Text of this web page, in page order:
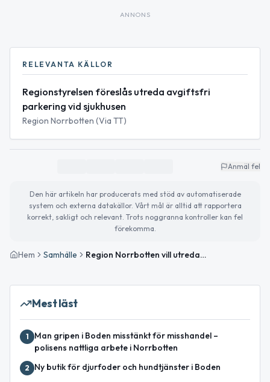
ANNONS
RELEVANTA KÄLLOR
Regionstyrelsen föreslås utreda avgiftsfri
parkering vid sjukhusen
Region Norrbotten (Via TT)
Anmäl fel
Den här artikeln har producerats med stöd av automatiserade
system och externa datakällor. Vårt mål är alltid att rapportera
korrekt, sakligt och relevant. Trots noggranna kontroller kan fel
förekomma.
Hem Samhälle Region Norrbotten vill utreda avgiftsfri parkering vid sjukhusen
Mest läst
1
Man gripen i Boden misstänkt för misshandel –
polisens nattliga arbete i Norrbotten
2 Ny butik för djurfoder och hundtjänster i Boden